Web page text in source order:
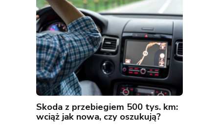
Skoda z przebiegiem 500 tys. km:
wciąż jak nowa, czy oszukują?